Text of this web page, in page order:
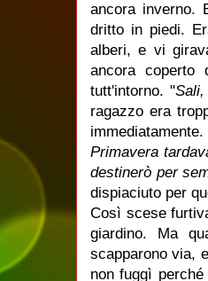
ancora inverno.
dritto in piedi.
alberi, e vi
ancora
tutt'intorno. "Sali,
ragazzo era
Primavera
destinerò per
dispiaciuto per
Così scese
giardino. Ma
scapparono via,
non fuggì